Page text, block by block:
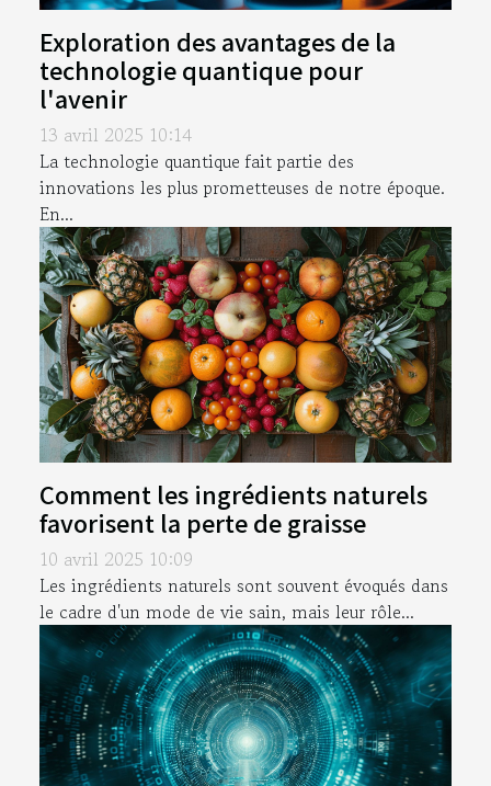
Exploration des avantages de la
technologie quantique pour
l'avenir
13 avril 2025 10:14
La technologie quantique fait partie des
innovations les plus prometteuses de notre époque.
En...
Comment les ingrédients naturels
favorisent la perte de graisse
10 avril 2025 10:09
Les ingrédients naturels sont souvent évoqués dans
le cadre d'un mode de vie sain, mais leur rôle...